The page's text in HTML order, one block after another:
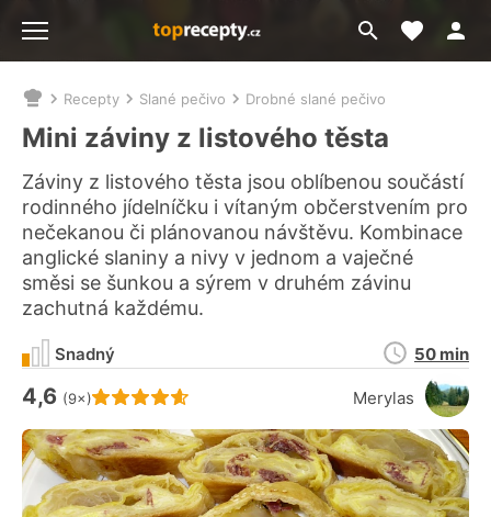
Přejít
na
Moje
Nacházíte
se
zde:
Recepty Slané pečivo Drobné slané pečivo
Mini záviny z listového těsta
Záviny z listového těsta jsou oblíbenou součástí
rodinného jídelníčku i vítaným občerstvením pro
nečekanou či plánovanou návštěvu. Kombinace
anglické slaniny a nivy v jednom a vaječné
směsi se šunkou a sýrem v druhém závinu
zachutná každému.
Hodnocení receptu je
4,6 (9×) Merylas
Snadný
Doba
přípravy
50 min